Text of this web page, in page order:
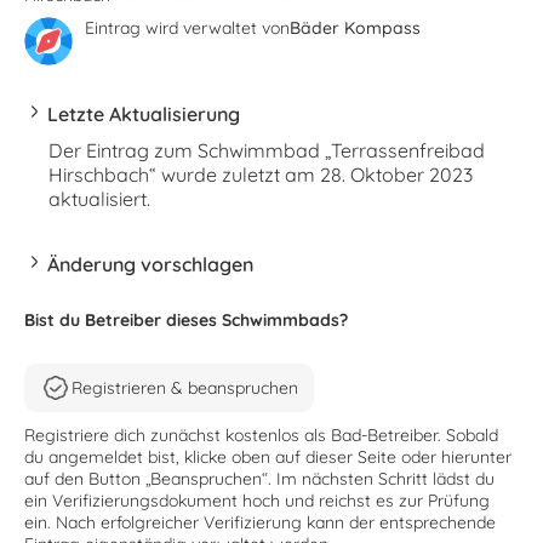
Eintrag wird verwaltet vonBäder Kompass
Letzte Aktualisierung
Der Eintrag zum Schwimmbad „Terrassenfreibad
Hirschbach“ wurde zuletzt am 28. Oktober 2023
aktualisiert.
Änderung vorschlagen
Bist du Betreiber dieses Schwimmbads?
Registrieren & beanspruchen
Registriere dich zunächst kostenlos als Bad-Betreiber. Sobald
du angemeldet bist, klicke oben auf dieser Seite oder hierunter
auf den Button „Beanspruchen“. Im nächsten Schritt lädst du
ein Verifizierungsdokument hoch und reichst es zur Prüfung
ein. Nach erfolgreicher Verifizierung kann der entsprechende